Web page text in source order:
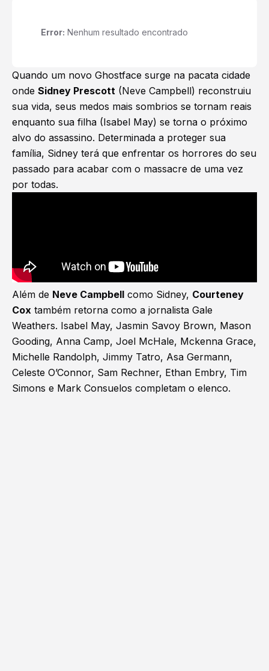
Error: Nenhum resultado encontrado
Quando um novo Ghostface surge na pacata cidade
onde Sidney Prescott (Neve Campbell) reconstruiu
sua vida, seus medos mais sombrios se tornam reais
enquanto sua filha (Isabel May) se torna o próximo
alvo do assassino. Determinada a proteger sua
família, Sidney terá que enfrentar os horrores do seu
passado para acabar com o massacre de uma vez
por todas.
Além de Neve Campbell como Sidney, Courteney
Cox também retorna como a jornalista Gale
Weathers. Isabel May, Jasmin Savoy Brown, Mason
Gooding, Anna Camp, Joel McHale, Mckenna Grace,
Michelle Randolph, Jimmy Tatro, Asa Germann,
Celeste O’Connor, Sam Rechner, Ethan Embry, Tim
Simons e Mark Consuelos completam o elenco.